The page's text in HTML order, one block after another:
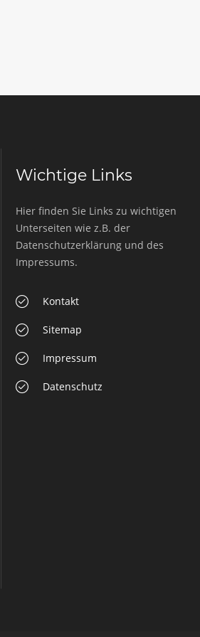
Wichtige Links
Hier finden Sie Links zu wichtigen
Unterseiten wie z.B. der
Datenschutzerklärung und des
Impressums.
Kontakt
Sitemap
Impressum
Datenschutz